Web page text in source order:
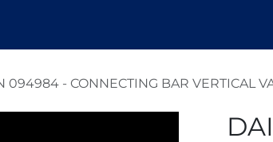
094984 - CONNECTING BAR VERTICAL